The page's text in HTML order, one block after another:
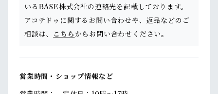
いるBASE株式会社の連絡先を記載しております。
アコテドゥに関するお問い合わせや、返品などのご
相談は、 こちら からお問い合わせください。
営業時間・ショップ情報など